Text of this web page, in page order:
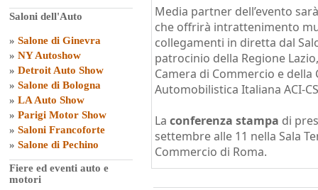
Saloni dell'Auto
» Salone di Ginevra
» NY Autoshow
» Detroit Auto Show
» Salone di Bologna
» LA Auto Show
» Parigi Motor Show
» Saloni Francoforte
» Salone di Pechino
Fiere ed eventi auto e
motori
Media partner dell’evento
che offrirà intrattenimento
collegamenti in diretta dal
patrocinio della Regione
Camera di Commercio e
Automobilistica Italiana ACI-
La conferenza stampa di
settembre alle 11 nella Sala
Commercio di Roma.